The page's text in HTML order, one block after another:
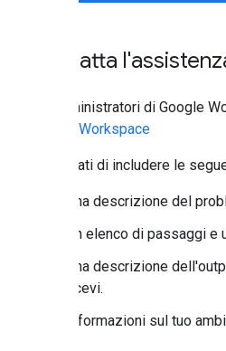
Contatta
Gli amministratori di Google
Google Workspace
Assicurati di includere le
Una descrizione del
Un elenco di passaggi
Una descrizione
ricevi.
Informazioni sul tuo